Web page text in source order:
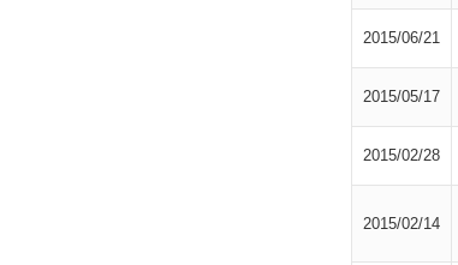
2015/06/21
2015/05/17
2015/02/28
2015/02/14